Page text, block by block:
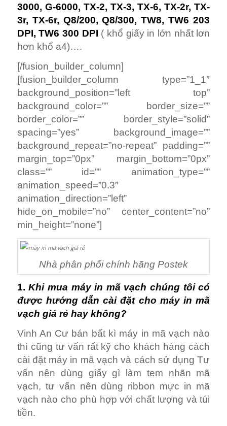
3000, G-6000, TX-2, TX-3, TX-6, TX-2r, TX-
3r, TX-6r, Q8/200, Q8/300, TW8, TW6 203
DPI, TW6 300 DPI ( khổ giấy in lớn nhất lơn
hơn khổ a4)….
[/fusion_builder_column]
[fusion_builder_column type=”1_1″
background_position=”left top”
background_color=”” border_size=””
border_color=”” border_style=”solid”
spacing=”yes” background_image=””
background_repeat=”no-repeat” padding=””
margin_top=”0px” margin_bottom=”0px”
class=”” id=”” animation_type=””
animation_speed=”0.3″
animation_direction=”left”
hide_on_mobile=”no” center_content=”no”
min_height=”none”]
Nhà phân phối chính hãng Postek
1.Khi mua máy in mã vạch chúng tôi có
được hướng dẫn cài đặt cho máy in mã
vạch giá rẻ hay không?
Vinh An Cư bán bất kì máy in mã vạch nào
thì cũng tư vấn rất kỹ cho khách hàng cách
cài đặt máy in mã vạch và cách sử dụng Tư
vấn nên dùng giấy gì làm tem nhãn mã
vạch, tư vấn nên dùng ribbon mực in mã
vạch nào cho phù hợp với chất lượng và túi
tiền.